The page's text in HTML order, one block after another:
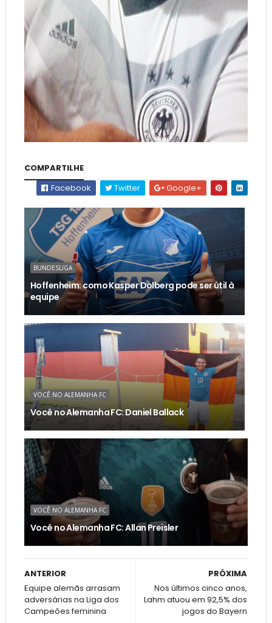
COMPARTILHE
Facebook
Twitter Google+
BUNDESLIGA
Hoffenheim: como Kasper Dolberg pode ser útil à
equipe
VOCÊ NO ALEMANHA FC
Você no Alemanha FC: Daniel Ballack
VOCÊ NO ALEMANHA FC
Você no Alemanha FC: Allan Preisler
PRÓXIMA
Nos últimos cinco anos,
Lahm atuou em 92,5% dos
jogos do Bayern
ANTERIOR
Equipe alemãs arrasam
adversárias na Liga dos
Campeões feminina